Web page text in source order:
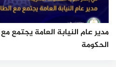
مدير عام النيابة العامة يجتمع
الحكومة